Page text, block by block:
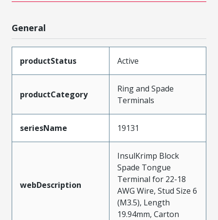
General
productStatus Active
productCategory
Ring and Spade
Terminals
seriesName 19131
webDescription
InsulKrimp Block
Spade Tongue
Terminal for 22-18
AWG Wire, Stud Size 6
(M3.5), Length
19.94mm, Carton